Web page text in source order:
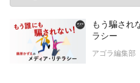
もう騙され
ラシー
アゴラ編集部